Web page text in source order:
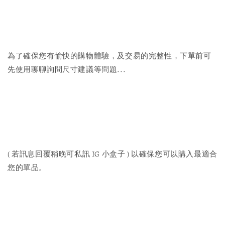
為了確保您有愉快的購物體驗，及交易的完整性，下單前可
先使用聊聊詢問尺寸建議等問題...
( 若訊息回覆稍晚可私訊 IG 小盒子 ) 以確保您可以購入最適合
您的單品。